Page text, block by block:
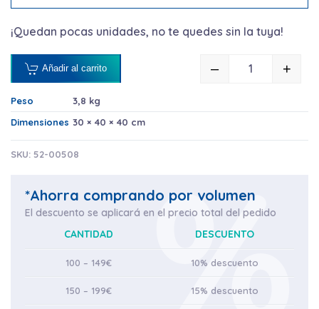
¡Quedan pocas unidades, no te quedes sin la tuya!
CAÑITA
– +
Añadir al carrito
Peso
3,8 kg
Dimensiones 30 × 40 × 40 cm
SKU: 52-00508
*Ahorra comprando por volumen
El descuento se aplicará en el precio total del pedido
CANTIDAD
DESCUENTO
100 – 149€ 10% descuento
150 – 199€ 15% descuento